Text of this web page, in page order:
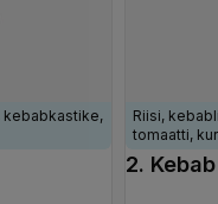
kebabkastike,
Riisi,
tomaatti,
2.